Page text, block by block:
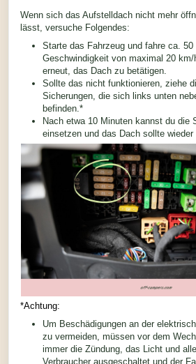
Wenn sich das Aufstelldach nicht mehr
lässt, versuche Folgendes:
Starte das Fahrzeug und fahre ca.
Geschwindigkeit von maximal 20 km/
erneut, das Dach zu betätigen.
Sollte das nicht funktionieren, ziehe
Sicherungen, die sich links unten
befinden.*
Nach etwa 10 Minuten kannst du die
einsetzen und das Dach sollte
*Achtung:
Um Beschädigungen an der
zu vermeiden, müssen vor dem
immer die Zündung, das Licht und
Verbraucher ausgeschaltet und der